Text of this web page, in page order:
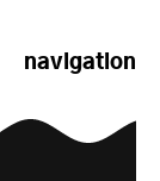
navigation